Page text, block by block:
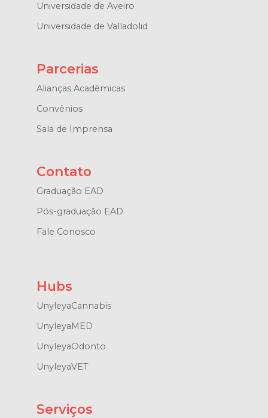
Universidade de Aveiro
Universidade de Valladolid
Parcerias
Alianças Acadêmicas
Convênios
Sala de Imprensa
Contato
Graduação EAD
Pós-graduação EAD
Fale Conosco
Hubs
UnyleyaCannabis
UnyleyaMED
UnyleyaOdonto
UnyleyaVET
Serviços